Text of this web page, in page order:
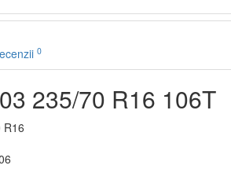
0
235/70 R16 106T
R16